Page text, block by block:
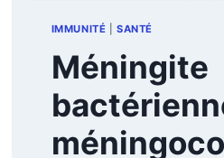
IMMUNITÉ SANTÉ
Méningite